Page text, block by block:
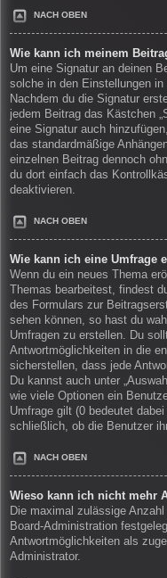
NACH OBEN
Wie kann ich meinem
Um eine Signatur an deinen
solche in den Einstellungen in
Nachdem du die Signatur
jedem Beitrag das Kästchen
eine Signatur auch
das standardmäßige
einzelnen Beitrag dennoch
du dort einfach das
deaktivieren.
NACH OBEN
Wie kann ich eine Umfrage
Wenn du ein neues Thema
Themas bearbeitest, findest
des Formulars zur
sehen können, so hast du
Umfragen zu erstellen. Du
Antwortmöglichkeiten in die
sicherstellen, dass jede
Du kannst auch unter
wie viele Optionen ein
Umfrage gilt (0 bedeutet
schließlich, ob die Benutzer
NACH OBEN
Wieso kann ich nicht mehr
Die maximal zulässige
Board-Administration
Antwortmöglichkeiten als
Administrator.